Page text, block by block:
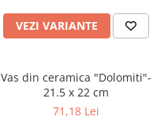
VEZI VARIANTE
Vas din ceramica "Dolomiti"-
21.5 x 22 cm
71,18 Lei